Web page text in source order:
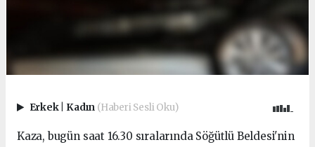
Erkek Kadın (Haberi Sesli Oku)
Kaza, bugün saat 16.30 sıralarında Söğütlü Beldesi'nin